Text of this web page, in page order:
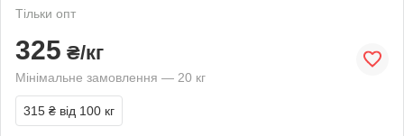
Тільки опт
325 ₴/кг
Мінімальне замовлення — 20 кг
315 ₴ від 100 кг